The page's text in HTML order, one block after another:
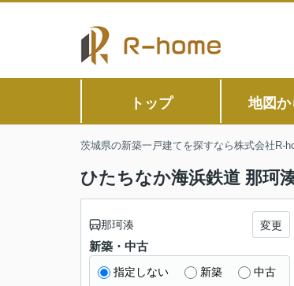
トップ 地図
茨城県の新築一戸建てを探すなら株式会社R-
ひたちなか海浜鉄道 那珂
那珂湊 変更
新築・中古
指定しない 新築 中古